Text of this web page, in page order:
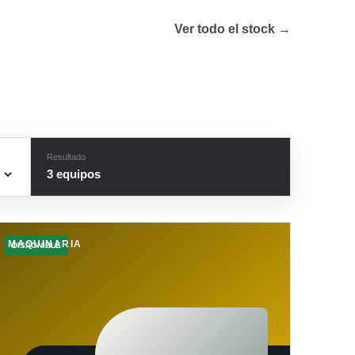
Ver todo el stock →
Resultado
3 equipos
DISPONIBLE
MAQUINARIA